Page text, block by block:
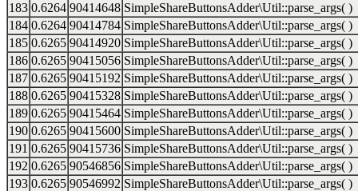
183 0.6264 90414648 SimpleShareButtonsAdder\Util::parse_args( )
184 0.6264 90414784 SimpleShareButtonsAdder\Util::parse_args( )
185 0.6265 90414920 SimpleShareButtonsAdder\Util::parse_args( )
186 0.6265 90415056 SimpleShareButtonsAdder\Util::parse_args( )
187 0.6265 90415192 SimpleShareButtonsAdder\Util::parse_args( )
188 0.6265 90415328 SimpleShareButtonsAdder\Util::parse_args( )
189 0.6265 90415464 SimpleShareButtonsAdder\Util::parse_args( )
190 0.6265 90415600 SimpleShareButtonsAdder\Util::parse_args( )
191 0.6265 90415736 SimpleShareButtonsAdder\Util::parse_args( )
192 0.6265 90546856 SimpleShareButtonsAdder\Util::parse_args( )
193 0.6265 90546992 SimpleShareButtonsAdder\Util::parse_args( )